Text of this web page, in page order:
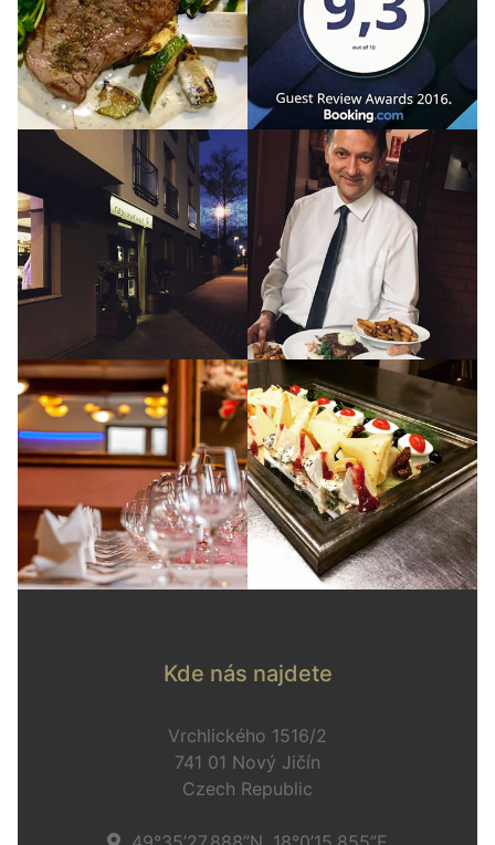
Kde nás najdete
Vrchlického 1516/2
741 01 Nový Jičín
Czech Republic